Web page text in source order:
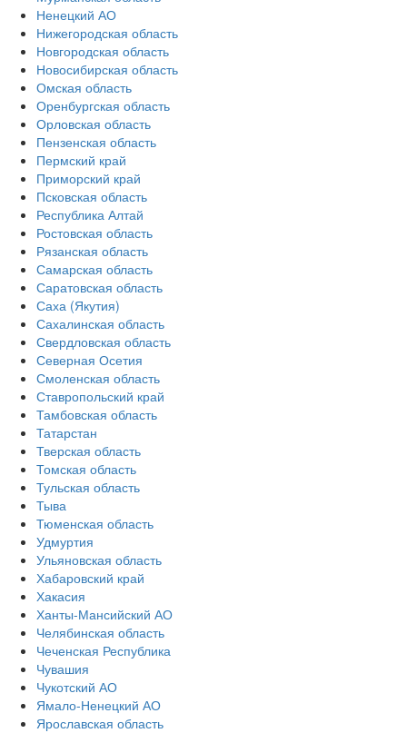
Ненецкий АО
Нижегородская область
Новгородская область
Новосибирская область
Омская область
Оренбургская область
Орловская область
Пензенская область
Пермский край
Приморский край
Псковская область
Республика Алтай
Ростовская область
Рязанская область
Самарская область
Саратовская область
Саха (Якутия)
Сахалинская область
Свердловская область
Северная Осетия
Смоленская область
Ставропольский край
Тамбовская область
Татарстан
Тверская область
Томская область
Тульская область
Тыва
Тюменская область
Удмуртия
Ульяновская область
Хабаровский край
Хакасия
Ханты-Мансийский АО
Челябинская область
Чеченская Республика
Чувашия
Чукотский АО
Ямало-Ненецкий АО
Ярославская область